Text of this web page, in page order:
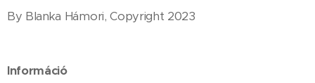
By Blanka Hámori, Copyright 2023
Információ